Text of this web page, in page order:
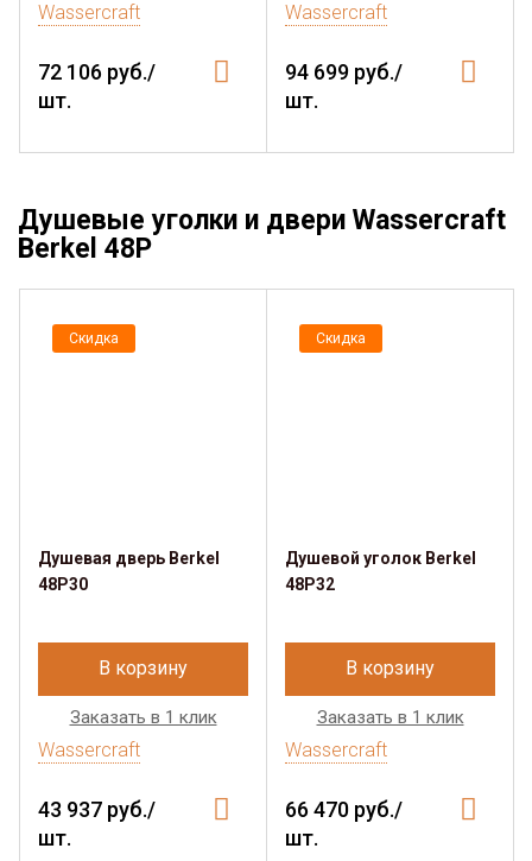
Wassercraft
72 106 руб./
шт.
Wassercraft
94 699 руб./
шт.
Душевые уголки и двери Wassercraft
Berkel 48P
Скидка
Душевая дверь Berkel
48P30
В корзину
Заказать в 1 клик
Wassercraft
43 937 руб./
шт.
Скидка
Душевой уголок Berkel
48P32
В корзину
Заказать в 1 клик
Wassercraft
66 470 руб./
шт.